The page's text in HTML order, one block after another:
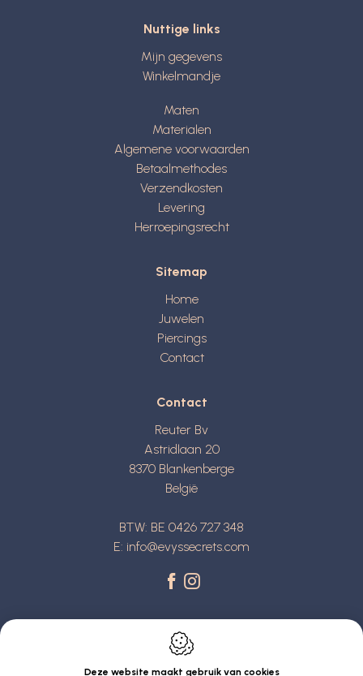
Nuttige links
Mijn gegevens
Winkelmandje
Maten
Materialen
Algemene voorwaarden
Betaalmethodes
Verzendkosten
Levering
Herroepingsrecht
Sitemap
Home
Juwelen
Piercings
Contact
Contact
Reuter Bv
Astridlaan 20
8370 Blankenberge
België
BTW: BE 0426 727 348
E: info@evyssecrets.com
Deze website maakt gebruik van cookies